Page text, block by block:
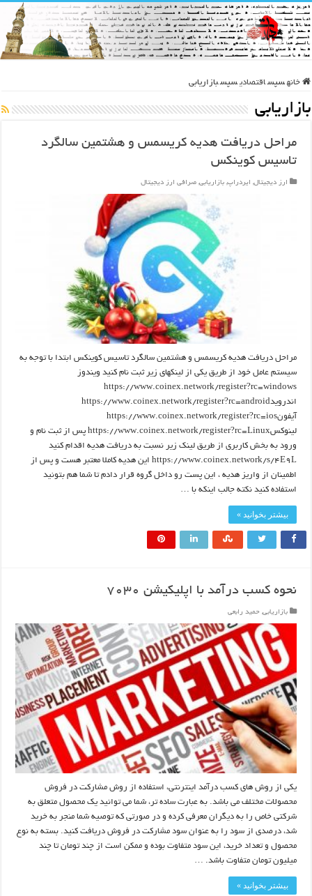
خانه سپس اقتصادی سپس بازاریابی
بازاریابی
مراحل دریافت هدیه کریسمس و هشتمین سالگرد
تاسیس کوینکس
ارز دیجیتال, ایردراپ, بازاریابی, صرافی ارز دیجیتال
مراحل دریافت هدیه کریسمس و هشتمین سالگرد تاسیس کوینکس ابتدا با توجه به
سیستم عامل خود از طریق یکی از لینکهای زیر ثبت نام کنید ویندوز
https://www.coinex.network/register?rc=windows
اندرویدhttps://www.coinex.network/register?rc=android
آیفونhttps://www.coinex.network/register?rc=ios
لینوکسhttps://www.coinex.network/register?rc=Linux پس از ثبت نام و
ورود به بخش کاربری از طریق لینک زیر نسبت به دریافت هدیه اقدام کنید
https://www.coinex.network/s/4E9L این هدیه کاملا معتبر هست و پس از
اطمینان از واریز هدیه ، این پست رو داخل گروه قرار دادم تا شما هم بتونید
استفاده کنید نکته جالب اینکه با …
بیشتر بخوانید »
نحوه کسب درآمد با اپلیکیشن ۷۰۳۰
بازاریابی, حمید رابعی
یکی از روش های کسب درآمد اینترنتی، استفاده از روش مشارکت در فروش
محصولات مختلف می باشد. به عبارت ساده تر، شما می توانید یک محصول متعلق به
شرکتی خاص را به دیگران معرفی کرده و در صورتی که توصیه شما منجر به خرید
شد، درصدی از سود را به عنوان سود مشارکت در فروش دریافت کنید. بسته به نوع
محصول و تعداد خرید، این سود متفاوت بوده و ممکن است از چند تومان تا چند
میلیون تومان متفاوت باشد. …
بیشتر بخوانید »